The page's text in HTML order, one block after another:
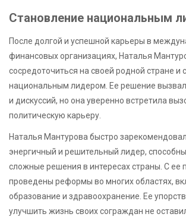
Становление национальным
После долгой и успешной карьеры в
финансовых организациях, Наталья
сосредоточиться на своей родной стране и
национальным лидером. Ее решение
и дискуссий, но она уверенно встретила
политическую карьеру.
Наталья Мантурова быстро
энергичный и решительный лидер,
сложные решения в интересах страны. С
проведены реформы во многих областях,
образование и здравоохранение. Ее
улучшить жизнь своих сограждан не